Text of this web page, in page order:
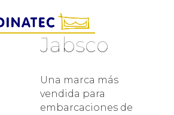
Jabsco
Una marca más
vendida para
embarcaciones de